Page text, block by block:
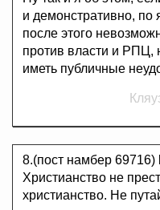
и демонстративно, по
после этого
против власти и РПЦ,
иметь публичные
8.(пост намбер 69716)
Христианство не
христианство. Не